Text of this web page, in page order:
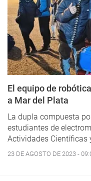
El equipo de
a Mar del Plata
La dupla compuesta
estudiantes de
Actividades Científicas
23 DE AGOSTO DE 2023 -